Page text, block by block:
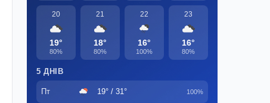
20
19°
80%
21
18°
80%
22
16°
100%
23
16°
80%
5 ДНІВ
Пт 19° / 31° 100%